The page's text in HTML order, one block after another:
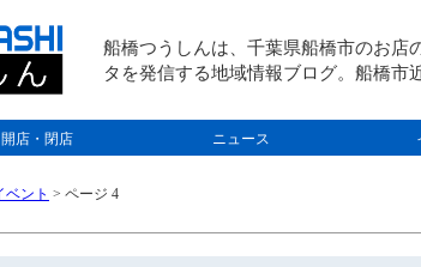
船橋つうしんは、千葉県船橋市のお店
タを発信する地域情報ブログ。船橋市
開店・閉店 ニュース
ベント > ページ 4